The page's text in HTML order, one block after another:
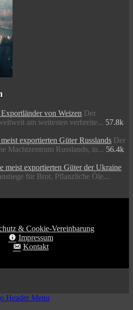
von Weizen Der
am weitesten verbreite... 57.8k
exportierten Güter Russlands Der
Machtzentrum Russlands, in... 56.4k
meist exportierten Güter der Ukraine
für Brot, Pflanzliche Öle...
& Cookie-Vereinbarung
Impressum
Kontakt